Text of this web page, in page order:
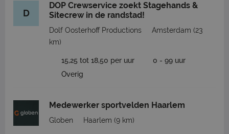
D
DOP Crewservice zoekt Stagehands &
Sitecrew in de randstad!
Dolf Oosterhoff Productions Amsterdam (23
km)
15,25 tot 18,50 per uur
0 - 99 uur
Overig
Medewerker sportvelden Haarlem
Globen Haarlem (9 km)